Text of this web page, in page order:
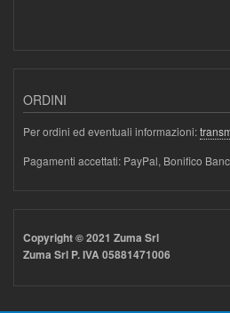
ORDINI
Per ordini ed eventuali informazioni:
Pagamenti accettati: PayPal, Bonifico
Copyright © 2021 Zuma Srl
Zuma Srl P. IVA 05881471006